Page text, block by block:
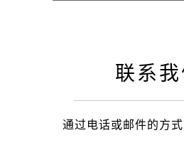
联系我
通过电话或邮件的方